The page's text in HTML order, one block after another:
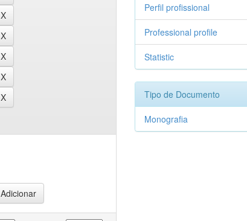
Perfil profissional
Professional profile
Statistic
Tipo de Documento
Monografia